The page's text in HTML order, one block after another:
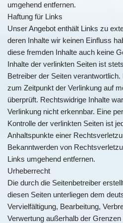
umgehend entfernen.
Haftung für Links
Unser Angebot enthält Links zu
deren Inhalte wir keinen Einfluss
diese fremden Inhalte auch keine
Inhalte der verlinkten Seiten ist
Betreiber der Seiten
zum Zeitpunkt der Verlinkung auf
überprüft. Rechtswidrige Inhalte
Verlinkung nicht erkennbar. Eine
Kontrolle der verlinkten Seiten ist
Anhaltspunkte einer
Bekanntwerden von
Links umgehend entfernen.
Urheberrecht
Die durch die Seitenbetreiber
diesen Seiten unterliegen dem
Vervielfältigung, Bearbeitung,
Verwertung außerhalb der